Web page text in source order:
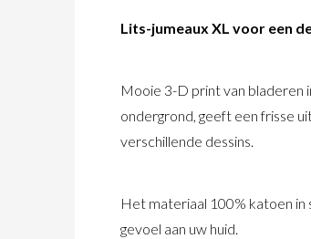
Lits-jumeaux XL voor een
Mooie 3-D print van bladeren
ondergrond, geeft een frisse
verschillende dessins.
Het materiaal 100% katoen in
gevoel aan uw huid.